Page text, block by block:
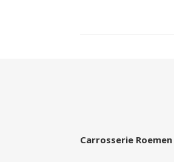
Carrosserie Roemen